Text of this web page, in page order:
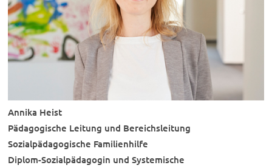
Annika Heist
Pädagogische Leitung und Bereichsleitung
Sozialpädagogische Familienhilfe
Diplom-Sozialpädagogin und Systemische